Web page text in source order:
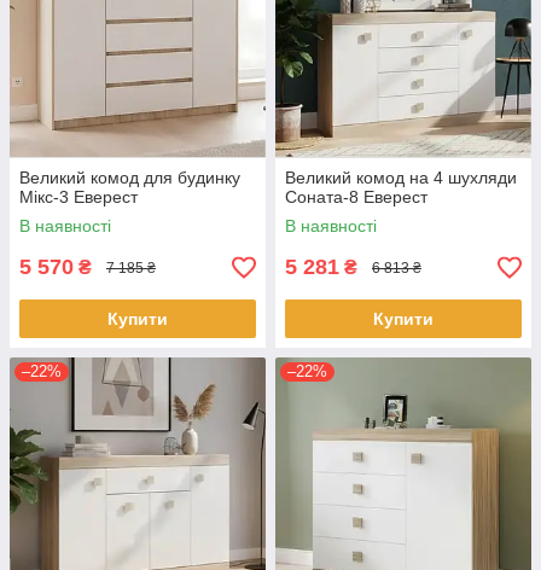
Великий комод для будинку
Мікс-3 Еверест
В наявності
5 570 ₴ 7 185 ₴
Купити
Великий комод на 4 шухляди
Соната-8 Еверест
В наявності
5 281 ₴ 6 813 ₴
Купити
–22% –22%